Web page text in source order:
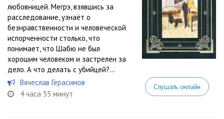
любовницей. Мегрэ, взявшись за
расследование, узнаёт о
безнравственности и человеческой
испорченности столько, что
понимает, что Шабю не был
хорошим человеком и застрелен за
дело. А что делать с убийцей?...
Вячеслав Герасимов
4 часа 55 минут
Слушать онлайн